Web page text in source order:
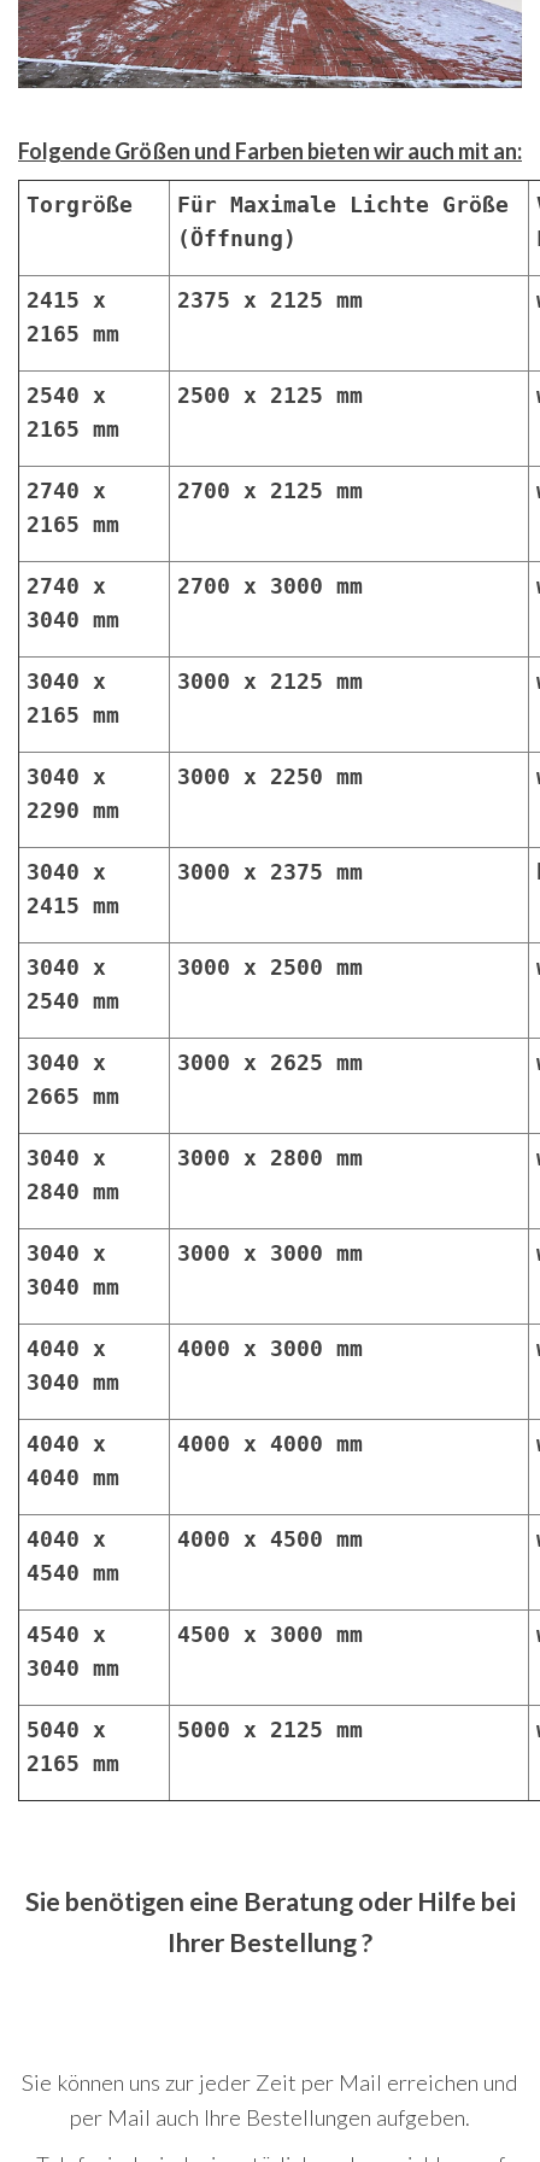
Folgende Größen und Farben bieten wir auch mit an:
Torgröße
Für Maximale Lichte Größe
(Öffnung)
2415 x
2165 mm
2375 x 2125 mm
2540 x
2165 mm
2500 x 2125 mm
2740 x
2165 mm
2700 x 2125 mm
2740 x
3040 mm
2700 x 3000 mm
3040 x
2165 mm
3000 x 2125 mm
3040 x
2290 mm
3000 x 2250 mm
3040 x
2415 mm
3000 x 2375 mm
3040 x
2540 mm
3000 x 2500 mm
3040 x
2665 mm
3000 x 2625 mm
3040 x
2840 mm
3000 x 2800 mm
3040 x
3040 mm
3000 x 3000 mm
4040 x
3040 mm
4000 x 3000 mm
4040 x
4040 mm
4000 x 4000 mm
4040 x
4540 mm
4000 x 4500 mm
4540 x
3040 mm
4500 x 3000 mm
5040 x
2165 mm
5000 x 2125 mm
Sie benötigen eine Beratung oder Hilfe bei
Ihrer Bestellung ?
Sie können uns zur jeder Zeit per Mail erreichen und
per Mail auch Ihre Bestellungen aufgeben.